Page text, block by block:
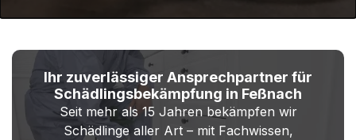
Ihr zuverlässiger Ansprechpartner für
Schädlingsbekämpfung in Feßnach
Seit mehr als 15 Jahren bekämpfen wir
Schädlinge aller Art – mit Fachwissen,